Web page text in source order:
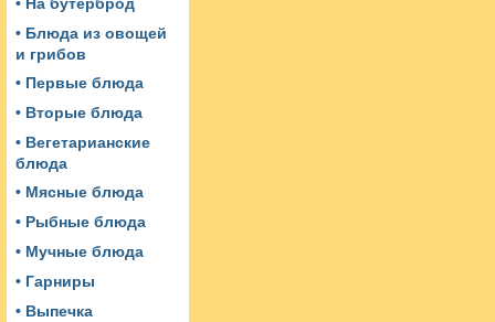
• Блюда из овощей
и грибов
• Первые блюда
• Вторые блюда
• Вегетарианские
блюда
• Мясные блюда
• Рыбные блюда
• Мучные блюда
• Гарниры
• Выпечка